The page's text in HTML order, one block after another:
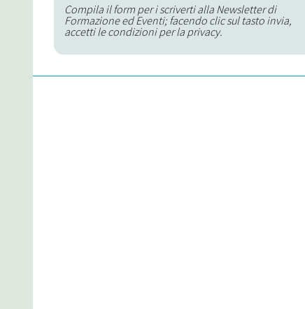
Compila il form per i scriverti alla Newsletter di
Formazione ed Eventi; facendo clic sul tasto invia,
accetti le condizioni per la privacy.